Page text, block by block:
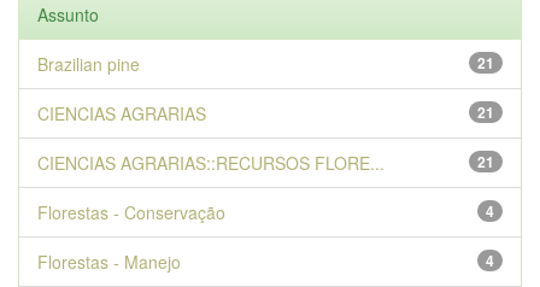
Assunto
21
Brazilian pine
21
CIENCIAS AGRARIAS
21
CIENCIAS AGRARIAS::RECURSOS FLORE...
4
Florestas - Conservação
4
Florestas - Manejo